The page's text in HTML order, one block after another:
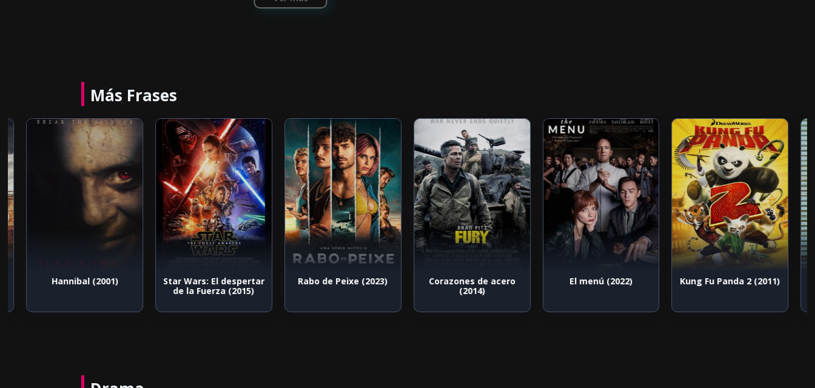
Más Frases
Hannibal (2001)
Star Wars: El despertar
de la Fuerza (2015)
Rabo de Peixe (2023)
Corazones de acero
(2014)
El menú (2022) Kung Fu Panda 2 (2011)